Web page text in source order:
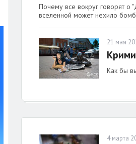
Почему все вокруг говорят о
вселенной может нехило
21 мая
Как бы
4 марта